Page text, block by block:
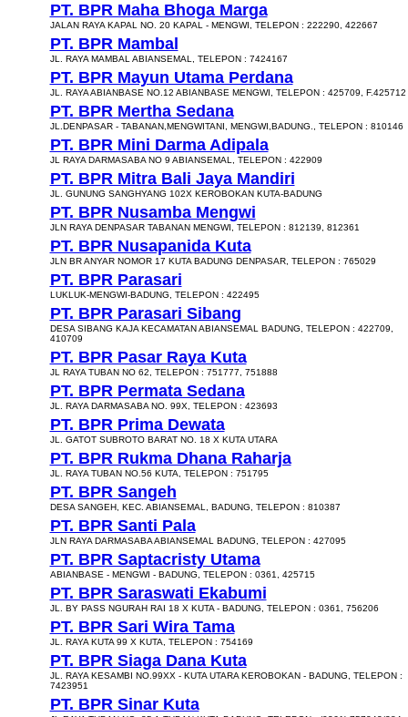
PT. BPR Maha Bhoga Marga
JALAN RAYA KAPAL NO. 20 KAPAL - MENGWI, TELEPON : 222290, 422667
PT. BPR Mambal
JL. RAYA MAMBAL ABIANSEMAL, TELEPON : 7424167
PT. BPR Mayun Utama Perdana
JL. RAYA ABIANBASE NO.12 ABIANBASE MENGWI, TELEPON : 425709, F.425712
PT. BPR Mertha Sedana
JL.DENPASAR - TABANAN,MENGWITANI, MENGWI,BADUNG., TELEPON : 810146
PT. BPR Mini Darma Adipala
JL RAYA DARMASABA NO 9 ABIANSEMAL, TELEPON : 422909
PT. BPR Mitra Bali Jaya Mandiri
JL. GUNUNG SANGHYANG 102X KEROBOKAN KUTA-BADUNG
PT. BPR Nusamba Mengwi
JLN RAYA DENPASAR TABANAN MENGWI, TELEPON : 812139, 812361
PT. BPR Nusapanida Kuta
JLN BR ANYAR NOMOR 17 KUTA BADUNG DENPASAR, TELEPON : 765029
PT. BPR Parasari
LUKLUK-MENGWI-BADUNG, TELEPON : 422495
PT. BPR Parasari Sibang
DESA SIBANG KAJA KECAMATAN ABIANSEMAL BADUNG, TELEPON : 422709,
410709
PT. BPR Pasar Raya Kuta
JL RAYA TUBAN NO 62, TELEPON : 751777, 751888
PT. BPR Permata Sedana
JL. RAYA DARMASABA NO. 99X, TELEPON : 423693
PT. BPR Prima Dewata
JL. GATOT SUBROTO BARAT NO. 18 X KUTA UTARA
PT. BPR Rukma Dhana Raharja
JL. RAYA TUBAN NO.56 KUTA, TELEPON : 751795
PT. BPR Sangeh
DESA SANGEH, KEC. ABIANSEMAL, BADUNG, TELEPON : 810387
PT. BPR Santi Pala
JLN RAYA DARMASABA ABIANSEMAL BADUNG, TELEPON : 427095
PT. BPR Saptacristy Utama
ABIANBASE - MENGWI - BADUNG, TELEPON : 0361, 425715
PT. BPR Saraswati Ekabumi
JL. BY PASS NGURAH RAI 18 X KUTA - BADUNG, TELEPON : 0361, 756206
PT. BPR Sari Wira Tama
JL. RAYA KUTA 99 X KUTA, TELEPON : 754169
PT. BPR Siaga Dana Kuta
JL. RAYA KESAMBI NO.99XX - KUTA UTARA KEROBOKAN - BADUNG, TELEPON :
7423951
PT. BPR Sinar Kuta